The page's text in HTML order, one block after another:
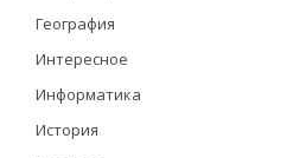
География
Интересное
Информатика
История